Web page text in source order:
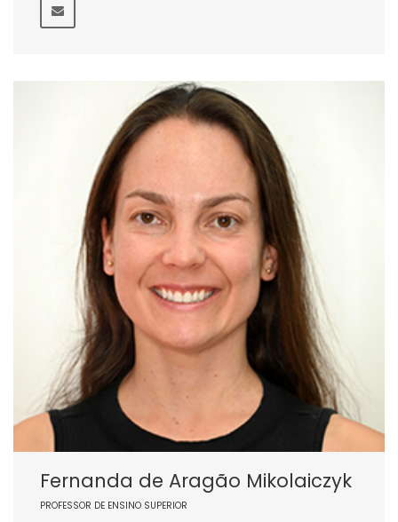
Fernanda de Aragão Mikolaiczyk
PROFESSOR DE ENSINO SUPERIOR